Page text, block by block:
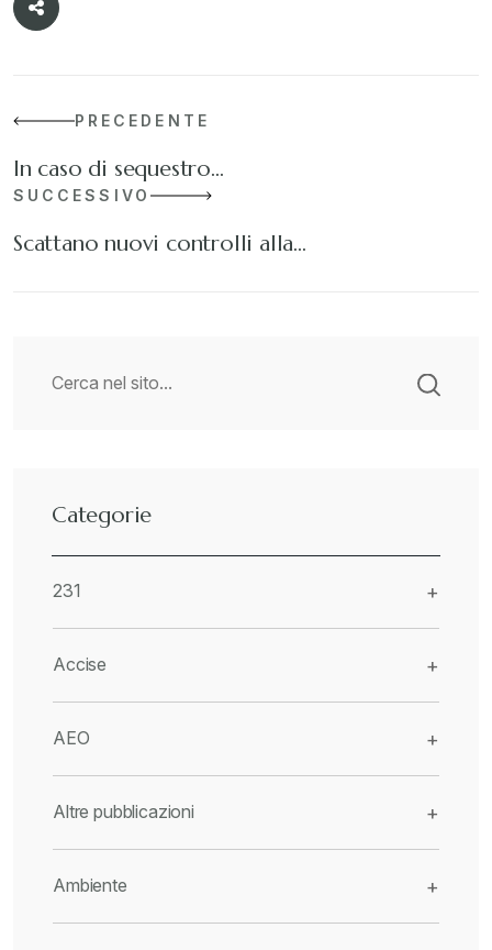
PRECEDENTE
In caso di sequestro…
SUCCESSIVO
Scattano nuovi controlli alla…
Categorie
231 +
Accise +
AEO +
Altre pubblicazioni +
Ambiente +